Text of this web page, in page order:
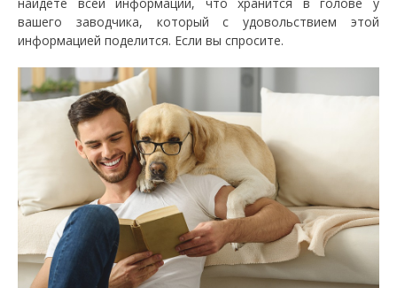
вашего заводчика, который с удовольствием этой
информацией поделится. Если вы спросите.